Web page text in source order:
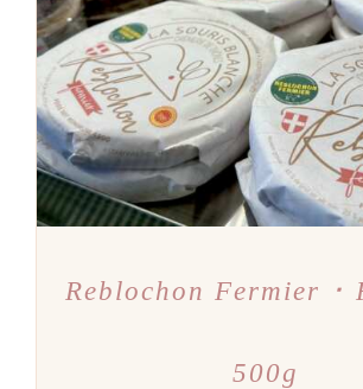
DÉTAILS
Reblochon Fermier ･
500g